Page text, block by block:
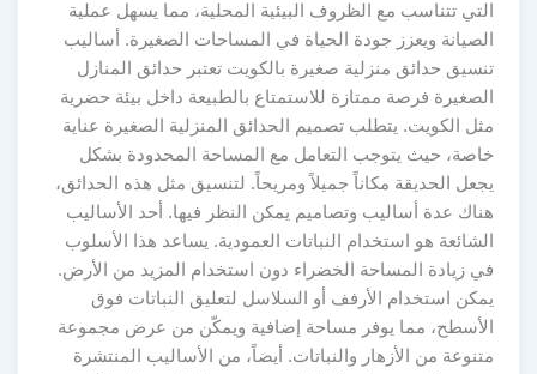
التي تتناسب مع الظروف البيئية المحلية، مما يسهل عملية
الصيانة ويعزز جودة الحياة في المساحات الصغيرة. أساليب
تنسيق حدائق منزلية صغيرة بالكويت تعتبر حدائق المنازل
الصغيرة فرصة ممتازة للاستمتاع بالطبيعة داخل بيئة حضرية
مثل الكويت. يتطلب تصميم الحدائق المنزلية الصغيرة عناية
خاصة، حيث يتوجب التعامل مع المساحة المحدودة بشكل
يجعل الحديقة مكاناً جميلاً ومريحاً. لتنسيق مثل هذه الحدائق،
هناك عدة أساليب وتصاميم يمكن النظر فيها. أحد الأساليب
الشائعة هو استخدام النباتات العمودية. يساعد هذا الأسلوب
في زيادة المساحة الخضراء دون استخدام المزيد من الأرض.
يمكن استخدام الأرفف أو السلاسل لتعليق النباتات فوق
الأسطح، مما يوفر مساحة إضافية ويمكّن من عرض مجموعة
متنوعة من الأزهار والنباتات. أيضاً، من الأساليب المنتشرة